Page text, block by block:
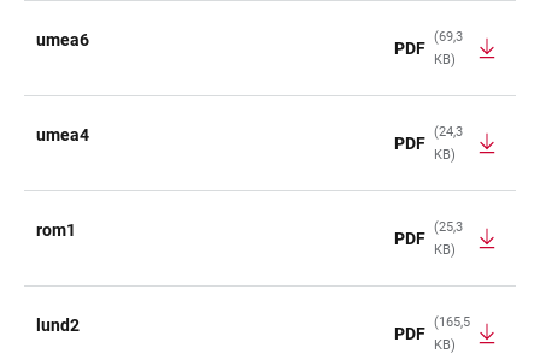
umea6 PDF
(69,3
KB)
umea4 PDF
(24,3
KB)
rom1 PDF
(25,3
KB)
lund2 PDF
(165,5
KB)